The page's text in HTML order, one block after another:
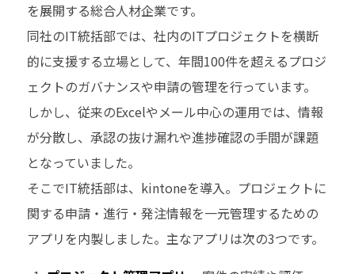
を展開する総合人材企業です。
同社のIT統括部では、社内のITプロジェクトを横断
的に支援する立場として、年間100件を超えるプロジ
ェクトのガバナンスや申請の管理を行っています。
しかし、従来のExcelやメール中心の運用では、情報
が分散し、承認の抜け漏れや進捗確認の手間が課題
となっていました。
そこでIT統括部は、kintoneを導入。プロジェクトに
関する申請・進行・発注情報を一元管理するための
アプリを内製しました。主なアプリは次の3つです。